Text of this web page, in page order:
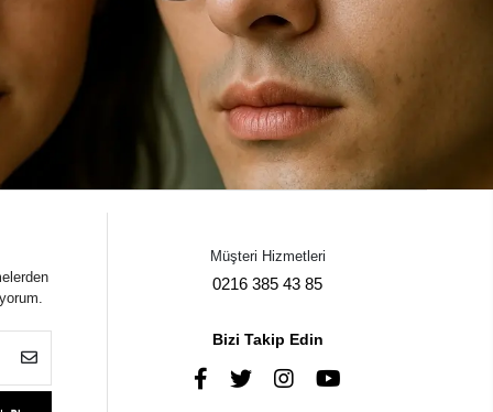
Müşteri Hizmetleri
0216 385 43 85
Bizi Takip Edin